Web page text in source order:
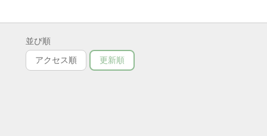
並び順
アクセス順 更新順